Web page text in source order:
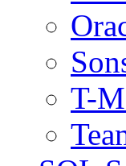
T-